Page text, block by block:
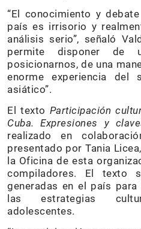
“El conocimiento y
país es irrisorio y
análisis serio”, señaló
permite disponer de
posicionarnos, de una
enorme experiencia
asiático”.
El texto Participación
Cuba. Expresiones y
realizado en
presentado por Tania
la Oficina de esta
compiladores. El texto
generadas en el país
las estrategias
adolescentes.